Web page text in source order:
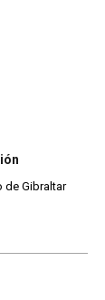
de Gibraltar